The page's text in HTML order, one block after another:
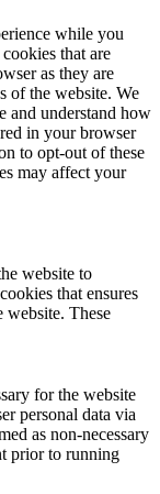
while you
that are
as they are
of the website. We
and understand how
in your browser
to opt-out of these
may affect your
website to
that ensures
website. These
for the website
personal data via
as non-necessary
prior to running